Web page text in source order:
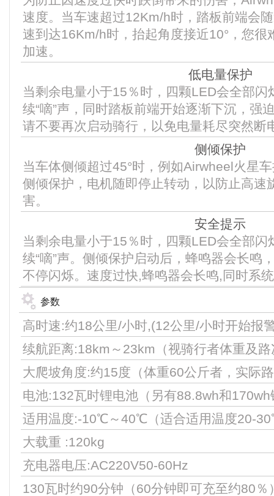
速度。当车速超过12Km/h时，踏板前端会
速到达16Km/h时，抬起角度接近10°，您很
加速。
低电量保护
当剩余电量小于15％时，四颗LED会全部闪
续“嘀”声，同时踏板前端开始逐渐下沉，强
请不要再次启动骑行，以免电量耗尽突然断
侧倾保护
当车体侧倾超过45°时，例如Airwheel火星
侧倾保护，电机随即停止转动，以防止高速
害。
安全提示
当剩余电量小于15％时，四颗LED会全部闪
续“嘀”声。侧倾保护启动后，蜂鸣器会长鸣
不停闪烁。速度过快,蜂鸣器会长鸣,同时系
参数
高时速:约18公里/小时,(12公里/小时开始报
续航距离:18km～23km（视骑行者体重及
大爬坡角度:约15度（体重60公斤者，实际
电池:132瓦时锂电池（另有88.8wh和
适用温度:-10℃～40℃（适合适用温度20-
大载重 :120kg
充电器电压:AC220V50-60Hz
130瓦时约90分钟（60分钟即可充至约80％